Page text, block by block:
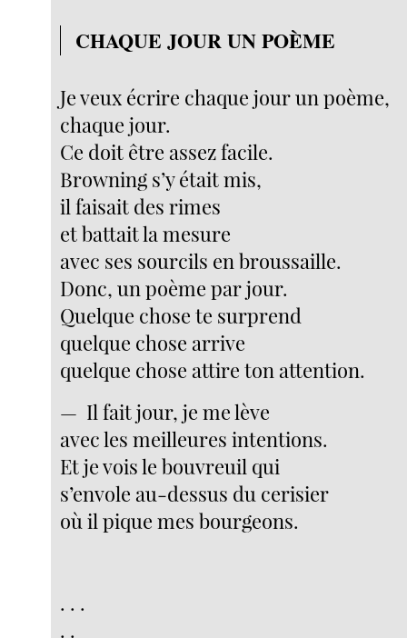
CHAQUE JOUR UN POÈME
Je veux écrire chaque jour un poème,
chaque jour.
Ce doit être assez facile.
Browning s’y était mis,
il faisait des rimes
et battait la mesure
avec ses sourcils en broussaille.
Donc, un poème par jour.
Quelque chose te surprend
quelque chose arrive
quelque chose attire ton attention.
— Il fait jour, je me lève
avec les meilleures intentions.
Et je vois le bouvreuil qui
s’envole au-dessus du cerisier
où il pique mes bourgeons.
. . .
. .